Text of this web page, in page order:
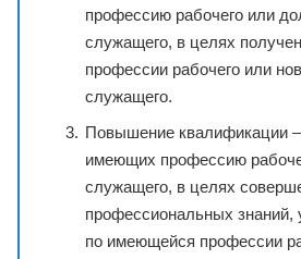
профессию рабочего или
служащего, в целях
профессии рабочего или
служащего.
Повышение квалификации
имеющих профессию
служащего, в целях
профессиональных знаний,
по имеющейся профессии